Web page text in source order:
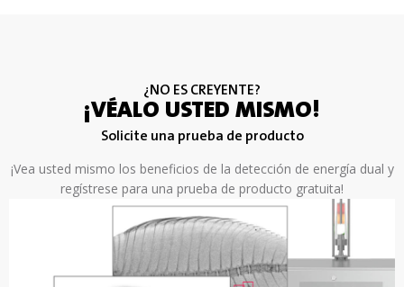
¿NO ES CREYENTE?
¡VÉALO USTED MISMO!
Solicite una prueba de producto
¡Vea usted mismo los beneficios de la detección de energía dual y
regístrese para una prueba de producto gratuita!